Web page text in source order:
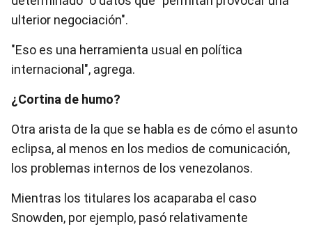
ulterior negociación".
"Eso es una herramienta usual en política
internacional", agrega.
¿Cortina de humo?
Otra arista de la que se habla es de cómo el asunto
eclipsa, al menos en los medios de comunicación,
los problemas internos de los venezolanos.
Mientras los titulares los acaparaba el caso
Snowden, por ejemplo, pasó relativamente